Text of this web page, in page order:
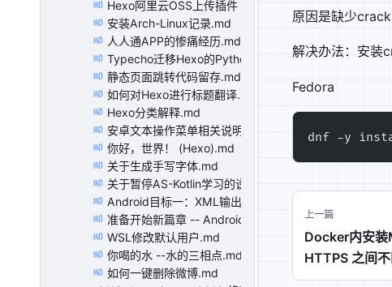
MD Hexo阿里云OSS上传插件（支持校验MD5）.md
MD 安装Arch-Linux记录.md
MD 人人通APP的惨痛经历.md
MD Typecho迁移Hexo的Python脚本.md
MD 静态页面跳转代码留存.md
MD 如何对Hexo进行标题翻译.md
MD Hexo分类解释.md
MD 安卓文本操作菜单相关说明.md
MD 你好，世界！ (Hexo).md
MD 关于生成手写字体.md
MD 关于暂停AS-Kotlin学习的说明.md
MD Android目标一：XML输出 （正在进行中）.md
MD 准备开始新篇章 -- Android Studio.md
MD WSL修改默认用户.md
MD 你喝的水 --水的三相点.md
MD 如何一键删除微博.md
原因是缺少
解决办法：安
Fedora
dnf -y
上一篇
Docker内安
HTTPS 之间